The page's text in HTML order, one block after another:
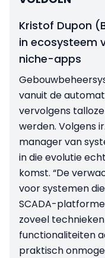
Kristof Dupon
in ecosysteem
niche-apps
vanuit de
vervolgens
werden. Volgens
manager van
in die evolutie
komst. “De
voor systemen
SCADA-
zoveel
functionaliteiten
praktisch